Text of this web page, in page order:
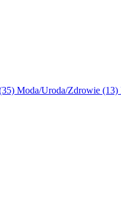
Moda/Uroda/Zdrowie (13)